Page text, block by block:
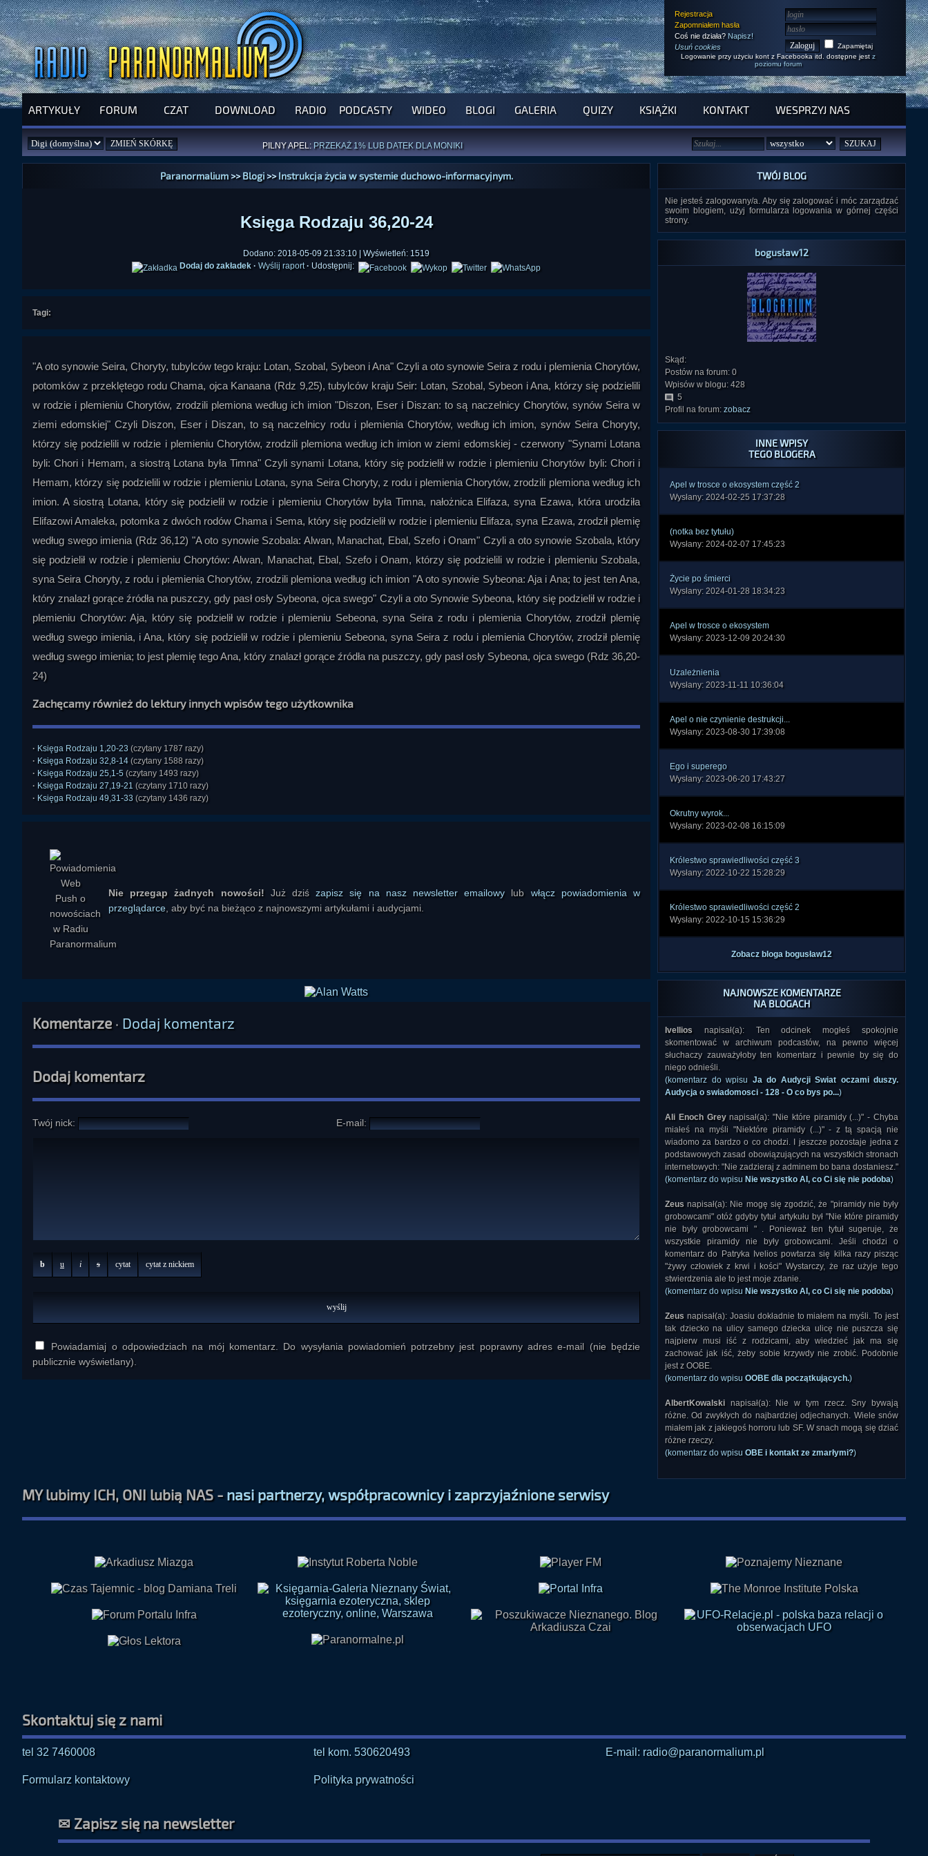
Rejestracja
Zapomniałem hasła
Coś nie działa? Napisz!
Usuń cookies
Zapamiętaj
Logowanie przy użyciu kont z Facebooka itd. dostępne jest z
poziomu forum
ARTYKUŁY FORUM CZAT DOWNLOAD RADIO PODCASTY WIDEO BLOGI GALERIA QUIZY KSIĄŻKI KONTAKT WESPRZYJ NAS
SPRAWDŹ PROGRAM NA NAJBLIŻSZY TYDZIEŃ
PILNY APEL: PRZEKAŻ 1% LUB DATEK DLA MONIKI
ZAŁOŻPARANORMALNEGO BLOGAI POCZUJ SIĘ JAK REDAKTOR
Paranormalium>>Blogi>>Instrukcja życia w systemie duchowo-informacyjnym.
Księga Rodzaju 36,20-24
Dodano: 2018-05-09 21:33:10 | Wyświetleń: 1519
Dodaj do zakładek · Wyślij raport · Udostępnij:
Tagi:
"A oto synowie Seira, Choryty, tubylców tego kraju: Lotan, Szobal, Sybeon i Ana" Czyli a oto synowie Seira z rodu i plemienia Chorytów,
potomków z przeklętego rodu Chama, ojca Kanaana (Rdz 9,25), tubylców kraju Seir: Lotan, Szobal, Sybeon i Ana, którzy się podzielili
w rodzie i plemieniu Chorytów, zrodzili plemiona według ich imion "Diszon, Eser i Diszan: to są naczelnicy Chorytów, synów Seira w
ziemi edomskiej" Czyli Diszon, Eser i Diszan, to są naczelnicy rodu i plemienia Chorytów, według ich imion, synów Seira Choryty,
którzy się podzielili w rodzie i plemieniu Chorytów, zrodzili plemiona według ich imion w ziemi edomskiej - czerwony "Synami Lotana
byli: Chori i Hemam, a siostrą Lotana była Timna" Czyli synami Lotana, który się podzielił w rodzie i plemieniu Chorytów byli: Chori i
Hemam, którzy się podzielili w rodzie i plemieniu Lotana, syna Seira Choryty, z rodu i plemienia Chorytów, zrodzili plemiona według ich
imion. A siostrą Lotana, który się podzielił w rodzie i plemieniu Chorytów była Timna, nałożnica Elifaza, syna Ezawa, która urodziła
Elifazowi Amaleka, potomka z dwóch rodów Chama i Sema, który się podzielił w rodzie i plemieniu Elifaza, syna Ezawa, zrodził plemię
według swego imienia (Rdz 36,12) "A oto synowie Szobala: Alwan, Manachat, Ebal, Szefo i Onam" Czyli a oto synowie Szobala, który
się podzielił w rodzie i plemieniu Chorytów: Alwan, Manachat, Ebal, Szefo i Onam, którzy się podzielili w rodzie i plemieniu Szobala,
syna Seira Choryty, z rodu i plemienia Chorytów, zrodzili plemiona według ich imion "A oto synowie Sybeona: Aja i Ana; to jest ten Ana,
który znalazł gorące źródła na puszczy, gdy pasł osły Sybeona, ojca swego" Czyli a oto Synowie Sybeona, który się podzielił w rodzie i
plemieniu Chorytów: Aja, który się podzielił w rodzie i plemieniu Sebeona, syna Seira z rodu i plemienia Chorytów, zrodził plemię
według swego imienia, i Ana, który się podzielił w rodzie i plemieniu Sebeona, syna Seira z rodu i plemienia Chorytów, zrodził plemię
według swego imienia; to jest plemię tego Ana, który znalazł gorące źródła na puszczy, gdy pasł osły Sybeona, ojca swego (Rdz 36,20-
24)
Zachęcamy również do lektury innych wpisów tego użytkownika
· Księga Rodzaju 1,20-23 (czytany 1787 razy)
· Księga Rodzaju 32,8-14 (czytany 1588 razy)
· Księga Rodzaju 25,1-5 (czytany 1493 razy)
· Księga Rodzaju 27,19-21 (czytany 1710 razy)
· Księga Rodzaju 49,31-33 (czytany 1436 razy)
Nie przegap żadnych nowości! Już dziśzapisz się na nasz newsletter emailowy lub włącz powiadomienia w
przeglądarce , aby być na bieżąco z najnowszymi artykułami i audycjami.
Komentarze· Dodaj komentarz
Dodaj komentarz
Twój nick: E-mail:
b u i s cytat cytat z nickiem
Powiadamiaj o odpowiedziach na mój komentarz. Do wysyłania powiadomień potrzebny jest poprawny adres e-mail (nie będzie
publicznie wyświetlany).
TWÓJ BLOG
Nie jesteś zalogowany/a. Aby się zalogować i móc zarządzać
swoim blogiem, użyj formularza logowania w górnej części
strony.
bogusław12
Skąd:
Postów na forum: 0
Wpisów w blogu: 428
5
Profil na forum: zobacz
INNE WPISY
TEGO BLOGERA
Apel w trosce o ekosystem część 2
Wysłany: 2024-02-25 17:37:28
(notka bez tytułu)
Wysłany: 2024-02-07 17:45:23
Życie po śmierci
Wysłany: 2024-01-28 18:34:23
Apel w trosce o ekosystem
Wysłany: 2023-12-09 20:24:30
Uzależnienia
Wysłany: 2023-11-11 10:36:04
Apel o nie czynienie destrukcji...
Wysłany: 2023-08-30 17:39:08
Ego i superego
Wysłany: 2023-06-20 17:43:27
Okrutny wyrok...
Wysłany: 2023-02-08 16:15:09
Królestwo sprawiedliwości część 3
Wysłany: 2022-10-22 15:28:29
Królestwo sprawiedliwości część 2
Wysłany: 2022-10-15 15:36:29
Zobacz bloga bogusław12
NAJNOWSZE KOMENTARZE
NA BLOGACH
Ivellios napisał(a): Ten odcinek mogłeś spokojnie
skomentować w archiwum podcastów, na pewno więcej
słuchaczy zauważyłoby ten komentarz i pewnie by się do
niego odnieśli.
(komentarz do wpisu Ja do Audycji Swiat oczami duszy.
Audycja o swiadomosci - 128 - O co bys po...)
Ali Enoch Greynapisał(a): "Nie które piramidy (...)" - Chyba
miałeś na myśli "Niektóre piramidy (...)" - z tą spacją nie
wiadomo za bardzo o co chodzi. I jeszcze pozostaje jedna z
podstawowych zasad obowiązujących na wszystkich stronach
internetowych: "Nie zadzieraj z adminem bo bana dostaniesz."
(komentarz do wpisu Nie wszystko AI, co Ci się nie podoba)
Zeus napisał(a): Nie mogę się zgodzić, że "piramidy nie były
grobowcami" otóż gdyby tytuł artykułu był "Nie które piramidy
nie były grobowcami " . Ponieważ ten tytuł sugeruje, że
wszystkie piramidy nie były grobowcami. Jeśli chodzi o
komentarz do Patryka Ivelios powtarza się kilka razy pisząc
"żywy człowiek z krwi i kości" Wystarczy, że raz użyje tego
stwierdzenia ale to jest moje zdanie.
(komentarz do wpisu Nie wszystko AI, co Ci się nie podoba)
Zeus napisał(a): Joasiu dokładnie to miałem na myśli. To jest
tak dziecko na ulicy samego dziecka ulicę nie puszcza się
najpierw musi iść z rodzicami, aby wiedzieć jak ma się
zachować jak iść, żeby sobie krzywdy nie zrobić. Podobnie
jest z OOBE.
(komentarz do wpisu OOBE dla początkujących.)
AlbertKowalski napisał(a): Nie w tym rzecz. Sny bywają
różne. Od zwykłych do najbardziej odjechanych. Wiele snów
miałem jak z jakiegoś horroru lub SF. W snach mogą się dziać
różne rzeczy.
(komentarz do wpisu OBE i kontakt ze zmarłymi?)
MY lubimy ICH, ONI lubią NAS -nasi partnerzy, współpracownicy i zaprzyjaźnione serwisy
Skontaktuj się z nami
tel 32 7460008 tel kom. 530620493 E-mail: radio@paranormalium.pl
Formularz kontaktowy Polityka prywatności
✉ Zapisz się na newsletter